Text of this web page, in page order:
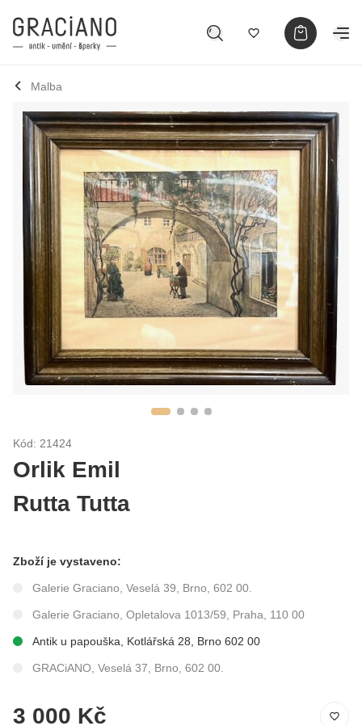
Malba
Kód: 21424
Orlik Emil
Rutta Tutta
Zboží je vystaveno:
Galerie Graciano, Veselá 39, Brno, 602 00.
Galerie Graciano, Opletalova 1013/59, Praha, 110 00
Antik u papouška, Kotlářská 28, Brno 602 00
GRACiANO, Veselá 37, Brno, 602 00.
3 000 Kč